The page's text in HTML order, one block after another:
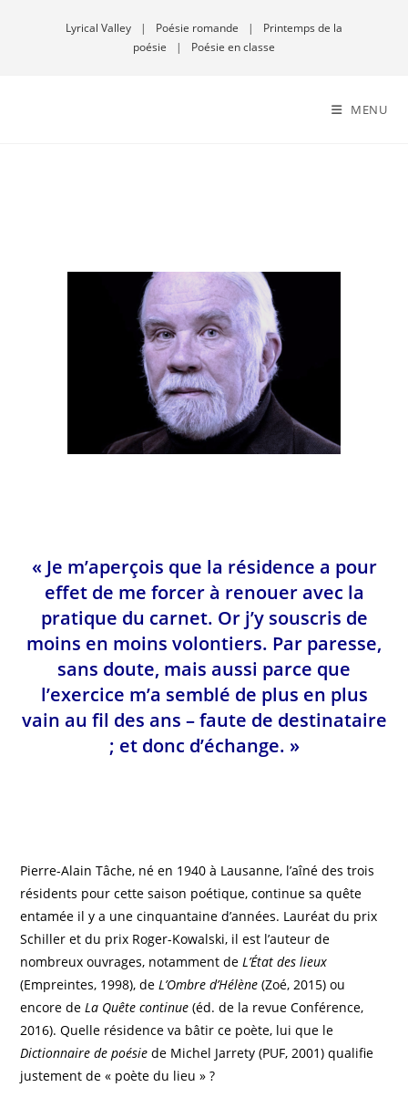
Lyrical Valley | Poésie romande |
Printemps de la
poésie
| Poésie en classe
MENU
« Je m’aperçois que la résidence a pour
effet de me forcer à renouer avec la
pratique du carnet. Or j’y souscris de
moins en moins volontiers. Par paresse,
sans doute, mais aussi parce que
l’exercice m’a semblé de plus en plus
vain au fil des ans – faute de destinataire
; et donc d’échange. »
Pierre-Alain Tâche, né en 1940 à Lausanne, l’aîné des trois
résidents pour cette saison poétique, continue sa quête
entamée il y a une cinquantaine d’années. Lauréat du prix
Schiller et du prix Roger-Kowalski, il est l’auteur de
nombreux ouvrages, notamment deL’État des lieux
(Empreintes, 1998), deL’Ombre d’Hélène (Zoé, 2015) ou
encore deLa Quête continue (éd. de la revue Conférence,
2016). Quelle résidence va bâtir ce poète, lui que le
Dictionnaire de poésiede Michel Jarrety (PUF, 2001) qualifie
justement de « poète du lieu » ?